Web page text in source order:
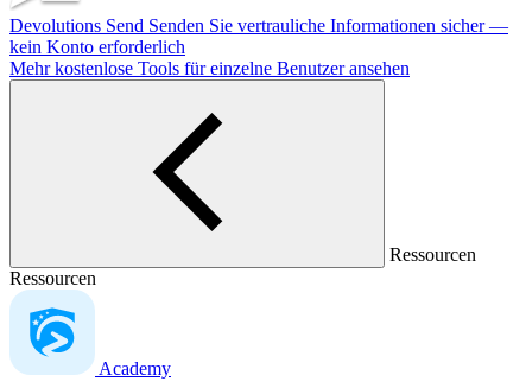
Devolutions Send Senden Sie vertrauliche Informationen sicher —
kein Konto erforderlich
Mehr kostenlose Tools für einzelne Benutzer ansehen
Ressourcen
Ressourcen
Academy